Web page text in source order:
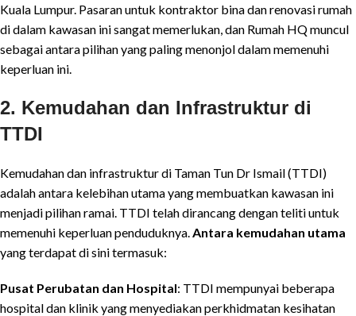
Kuala Lumpur. Pasaran untuk kontraktor bina dan renovasi rumah
di dalam kawasan ini sangat memerlukan, dan Rumah HQ muncul
sebagai antara pilihan yang paling menonjol dalam memenuhi
keperluan ini.
2. Kemudahan dan Infrastruktur di
TTDI
Kemudahan dan infrastruktur di Taman Tun Dr Ismail (TTDI)
adalah antara kelebihan utama yang membuatkan kawasan ini
menjadi pilihan ramai. TTDI telah dirancang dengan teliti untuk
memenuhi keperluan penduduknya. Antara kemudahan utama
yang terdapat di sini termasuk:
Pusat Perubatan dan Hospital: TTDI mempunyai beberapa
hospital dan klinik yang menyediakan perkhidmatan kesihatan